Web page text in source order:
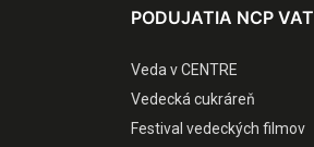
PODUJATIA NCP VAT
Veda v CENTRE
Vedecká cukráreň
Festival vedeckých filmov